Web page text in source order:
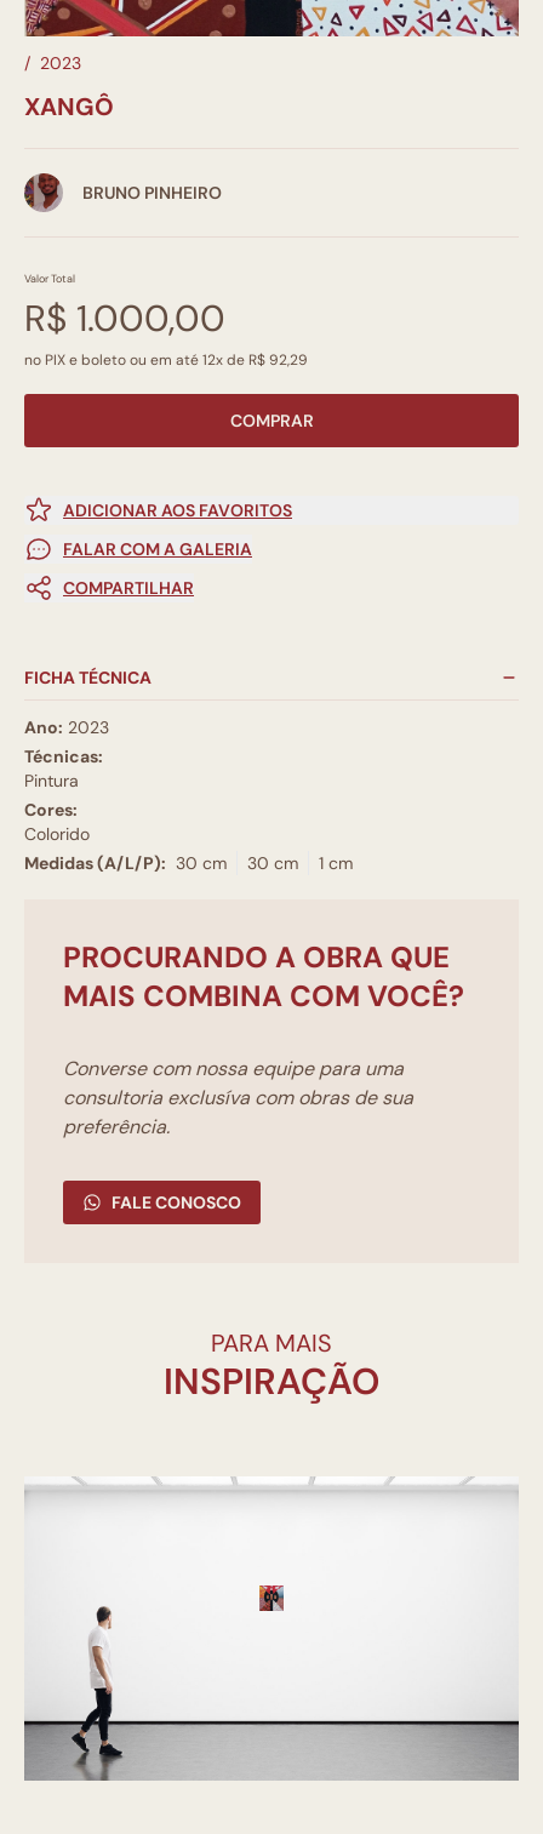
/ 2023
XANGÔ
BRUNO PINHEIRO
Valor Total
R$ 1.000,00
no PIX e boleto ou em até 12x de R$ 92,29
COMPRAR
ADICIONAR AOS FAVORITOS
FALAR COM A GALERIA
COMPARTILHAR
FICHA TÉCNICA
Ano: 2023
Técnicas:
Pintura
Cores:
Colorido
Medidas (A/L/P): 30 cm 30 cm 1 cm
PROCURANDO A OBRA QUE
MAIS COMBINA COM VOCÊ?
Converse com nossa equipe para uma
consultoria exclusíva com obras de sua
preferência.
FALE CONOSCO
PARA MAIS
INSPIRAÇÃO